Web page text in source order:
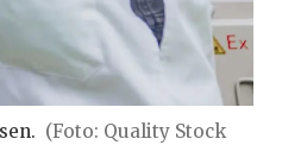
(Foto: Quality Stock